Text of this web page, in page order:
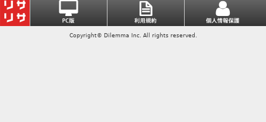
Copyright© Dilemma Inc. All rights reserved.